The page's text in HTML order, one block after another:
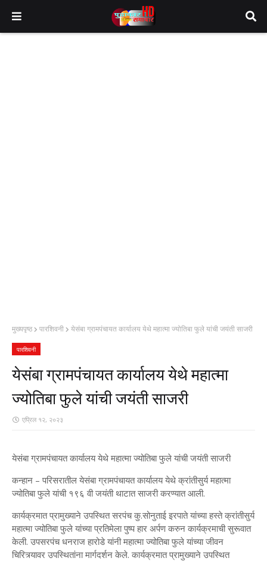
मुख्यपृष्ठ पारशिवनी येसंबा ग्रामपंचायत कार्यालय येथे महात्मा ज्योतिबा फुले यांची जयंती साजरी
पारशिवनी
येसंबा ग्रामपंचायत कार्यालय येथे महात्मा
ज्योतिबा फुले यांची जयंती साजरी
एप्रिल १२, २०२३
येसंबा ग्रामपंचायत कार्यालय येथे महात्मा ज्योतिबा फुले यांची जयंती साजरी
कन्हान – परिसरातील येसंबा ग्रामपंचायत कार्यालय येथे क्रांतीसुर्य महात्मा
ज्योतिबा फुले यांची १९६ वी जयंती थाटात साजरी करण्यात आली.
कार्यक्रमात प्रामुख्याने उपस्थित सरपंच कु.सोनुताई इरपाते यांच्या हस्ते क्रांतीसुर्य
महात्मा ज्योतिबा फुले यांच्या प्रतिमेला पुष्प हार अर्पण करुन कार्यक्रमाची सुरूवात
केली. उपसरपंच धनराज हारोडे यांनी महात्मा ज्योतिबा फुले यांच्या जीवन
चिरित्र्यावर उपस्थितांना मार्गदर्शन केले. कार्यक्रमात प्रामुख्याने उपस्थित